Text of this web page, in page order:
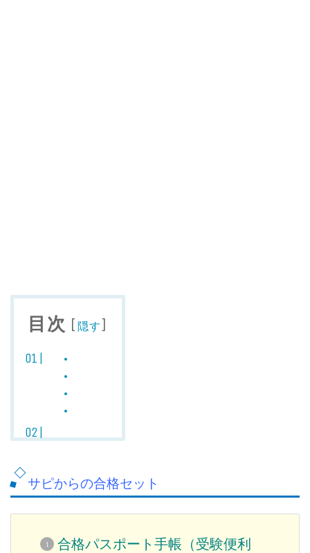
目次 [ 隠す]
サピからの合格セット
合格パスポート手帳（受験便利